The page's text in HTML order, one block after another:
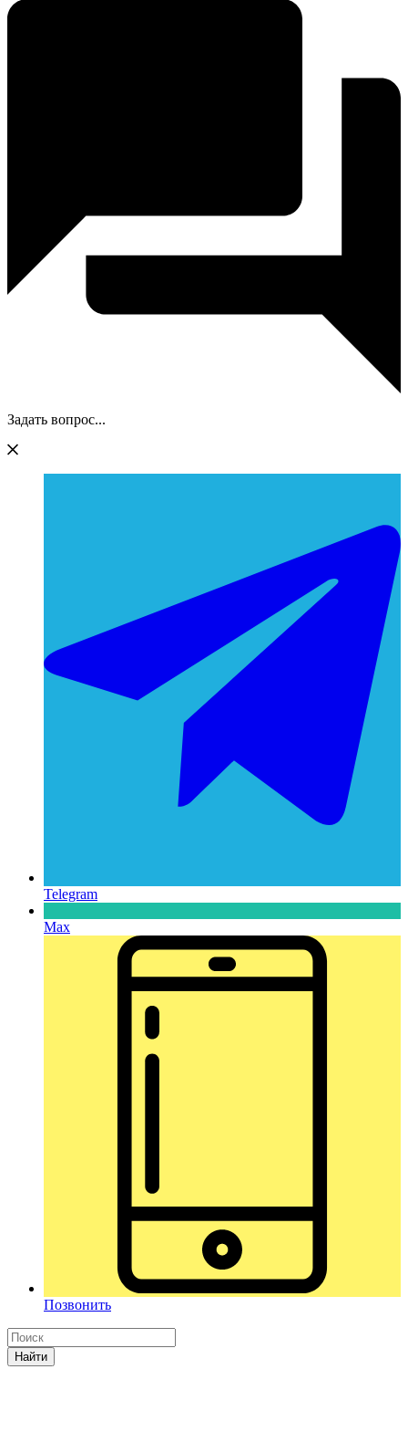
Задать вопрос...
Telegram
Max
Позвонить
Найти